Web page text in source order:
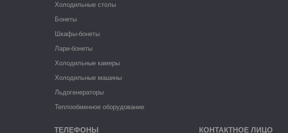
Холодильные столы
Бонеты
Шкафы-бонеты
Лари-бонеты
Холодильные камеры
Холодильные машины
Льдогенераторы
Теплообменное оборудование